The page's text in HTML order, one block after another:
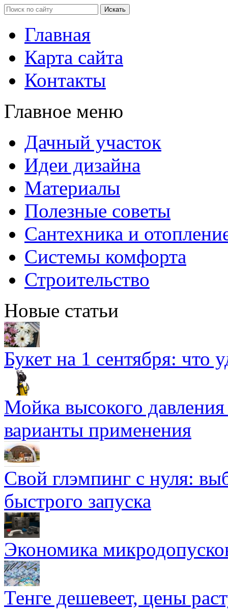
Главная
Карта сайта
Контакты
Главное меню
Дачный участок
Идеи дизайна
Материалы
Полезные советы
Сантехника и
Системы комфорта
Строительство
Новые статьи
Букет на 1 сентября: что
Мойка высокого
варианты применения
Свой глэмпинг с нуля:
быстрого запуска
Экономика
Тенге дешевеет, цены